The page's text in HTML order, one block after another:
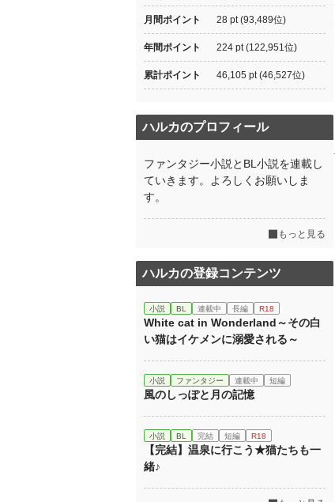
月間ポイント 28 pt (93,489位)
年間ポイント 224 pt (122,951位)
累計ポイント 46,105 pt (46,527位)
ハルカのプロフィール
ファンタジー小説とBL小説を連載し
ていきます。よろしくお願いしま
す。
もっと見る
ハルカの登録コンテンツ
小説 BL 連載中 長編 R18
White cat in Wonderland～その白
い猫はイケメンに溺愛される～
小説 ファンタジー 連載中 短編
風のしっぽと月の記憶
小説 BL 完結 短編 R18
【完結】温泉に行こう★猫たちも一
緒♪